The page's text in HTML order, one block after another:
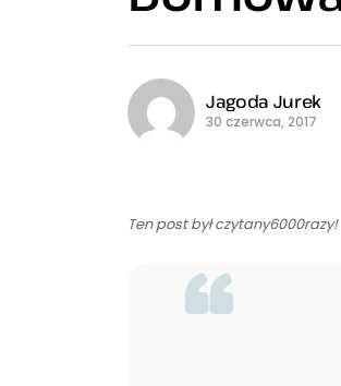
Jagoda Jurek
30 czerwca, 2017
Ten post był czytany6000razy!